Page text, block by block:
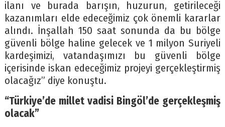
ilanı ve burada barışın, huzurun, getirileceği
kazanımları elde edeceğimiz çok önemli kararlar
alındı. İnşallah 150 saat sonunda da bu bölge
güvenli bölge haline gelecek ve 1 milyon Suriyeli
kardeşimizi, vatandaşımızı bu güvenli bölge
içerisinde iskan edeceğimiz projeyi gerçekleştirmiş
olacağız” diye konuştu.
“Türkiye’de millet vadisi Bingöl’de gerçekleşmiş
olacak”